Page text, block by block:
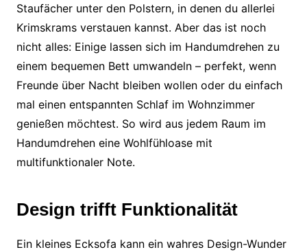
Staufächer unter den Polstern, in denen du allerlei
Krimskrams verstauen kannst. Aber das ist noch
nicht alles: Einige lassen sich im Handumdrehen zu
einem bequemen Bett umwandeln – perfekt, wenn
Freunde über Nacht bleiben wollen oder du einfach
mal einen entspannten Schlaf im Wohnzimmer
genießen möchtest. So wird aus jedem Raum im
Handumdrehen eine Wohlfühloase mit
multifunktionaler Note.
Design trifft Funktionalität
Ein kleines Ecksofa kann ein wahres Design-Wunder